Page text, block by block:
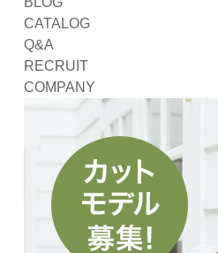
CATALOG
Q&A
RECRUIT
COMPANY